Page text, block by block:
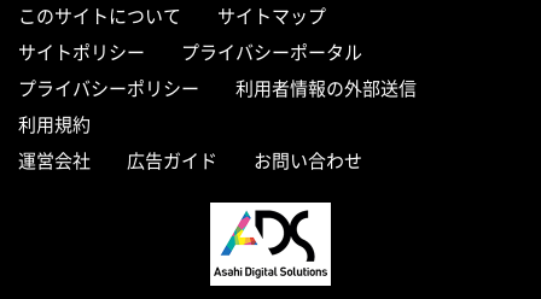
このサイトについて
サイトマップ
サイトポリシー
プライバシーポータル
プライバシーポリシー
利用者情報の外部送信
利用規約
運営会社
広告ガイド お問い合わせ